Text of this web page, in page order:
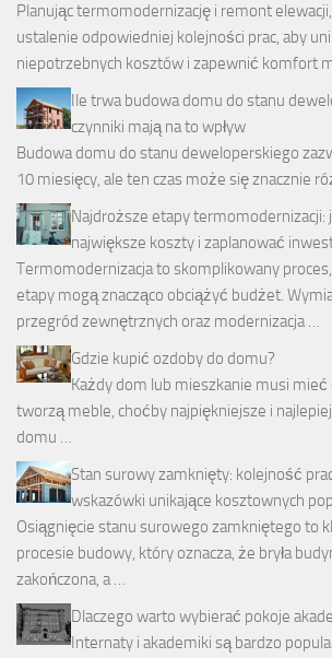
Planując termomodernizację i remont
ustalenie odpowiedniej kolejności prac, aby
niepotrzebnych kosztów i zapewnić komfort
Ile trwa budowa domu do stanu
czynniki mają na to wpływ
Budowa domu do stanu deweloperskiego
10 miesięcy, ale ten czas może się znacznie
Najdroższe etapy termomodernizacji:
największe koszty i zaplanować
Termomodernizacja to skomplikowany
etapy mogą znacząco obciążyć budżet.
przegród zewnętrznych oraz modernizacja …
Gdzie kupić ozdoby do domu?
Każdy dom lub mieszkanie musi mieć
tworzą meble, choćby najpiękniejsze i
domu …
Stan surowy zamknięty: kolejność
wskazówki unikające kosztownych
Osiągnięcie stanu surowego zamkniętego to
procesie budowy, który oznacza, że bryła
zakończona, a …
Dlaczego warto wybierać pokoje
Internaty i akademiki są bardzo